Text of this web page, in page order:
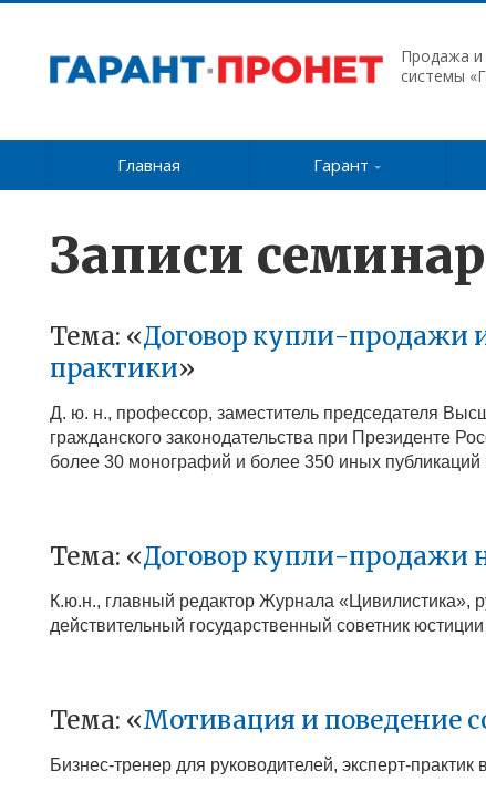
Продажа
системы
Главная Гарант
Записи
Тема: «Договор купли-продажи
практики»
Д. ю. н., профессор, заместитель председателя
гражданского законодательства при Президенте
более 30 монографий и более 350 иных публикаций
Тема: «Договор купли-продажи
К.ю.н., главный редактор Журнала
действительный государственный советник
Тема: «Мотивация и поведение
Бизнес-тренер для руководителей, эксперт-